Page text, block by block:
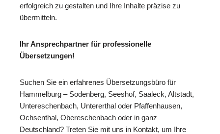
erfolgreich zu gestalten und Ihre Inhalte präzise zu
übermitteln.
Ihr Ansprechpartner für professionelle
Übersetzungen!
Suchen Sie ein erfahrenes Übersetzungsbüro für
Hammelburg – Sodenberg, Seeshof, Saaleck, Altstadt,
Untereschenbach, Untererthal oder Pfaffenhausen,
Ochsenthal, Obereschenbach oder in ganz
Deutschland? Treten Sie mit uns in Kontakt, um Ihre